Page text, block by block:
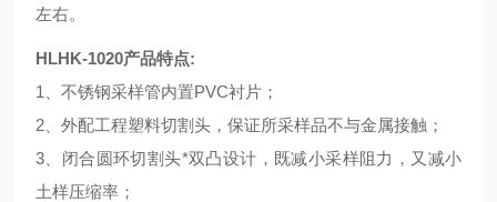
左右。
HLHK-1020产品特点:
1
、不锈钢采样管内置PVC衬片；
2 、外配工程塑料切割头，保证所采样品不与金属接触；
3 、闭合圆环切割头*双凸设计，既减小采样阻力，又减小
土样压缩率；